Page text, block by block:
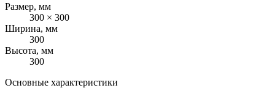
Размер, мм
300 × 300
Ширина, мм
300
Высота, мм
300
Основные характеристики